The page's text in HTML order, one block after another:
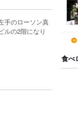
手のローソン真
ルの2階になり
食べ